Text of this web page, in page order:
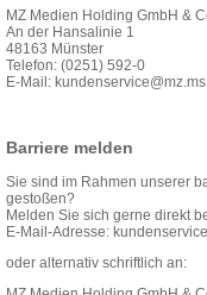
MZ Medien Holding GmbH &
An der Hansalinie 1
48163 Münster
Telefon: (0251) 592-0
E-Mail: kundenservice@mz.ms
Barriere melden
Sie sind im Rahmen unserer
gestoßen?
Melden Sie sich gerne direkt
E-Mail-Adresse:
oder alternativ schriftlich an: